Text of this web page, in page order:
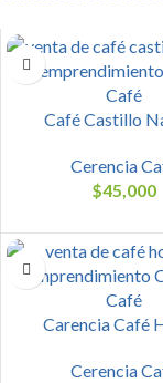
Café Castillo
Cerencia
$45,000
Carencia Café
Cerencia